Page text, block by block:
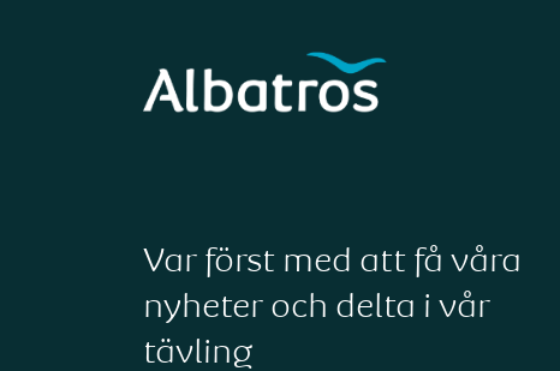
Var först med att få våra
nyheter och delta i vår
tävling